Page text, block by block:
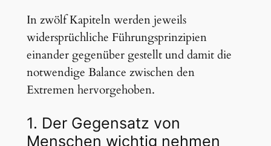
In zwölf Kapiteln werden jeweils
widersprüchliche Führungsprinzipien
einander gegenüber gestellt und damit die
notwendige Balance zwischen den
Extremen hervorgehoben.
1. Der Gegensatz von
Menschen wichtig nehmen